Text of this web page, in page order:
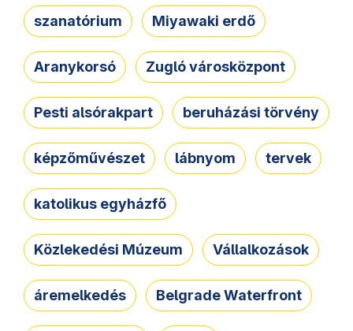
szanatórium Miyawaki erdő
Aranykorsó Zugló városközpont
Pesti alsórakpart beruházási törvény
képzőművészet lábnyom tervek
katolikus egyházfő
Közlekedési Múzeum Vállalkozások
áremelkedés Belgrade Waterfront